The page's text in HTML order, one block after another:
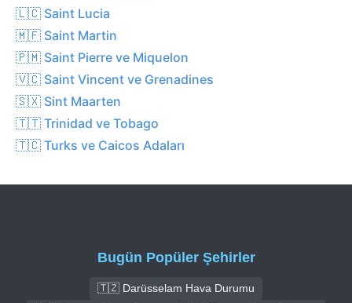
🇱🇨 Saint Lucia
🇲🇫 Saint Martin
🇵🇲 Saint Pierre ve Miquelon
🇻🇨 Saint Vincent ve Grenadines
🇸🇽 Sint Maarten
🇹🇹 Trinidad ve Tobago
🇹🇨 Turks ve Caicos Adaları
Bugün Popüler Şehirler
🇹🇿 Darüsselam Hava Durumu